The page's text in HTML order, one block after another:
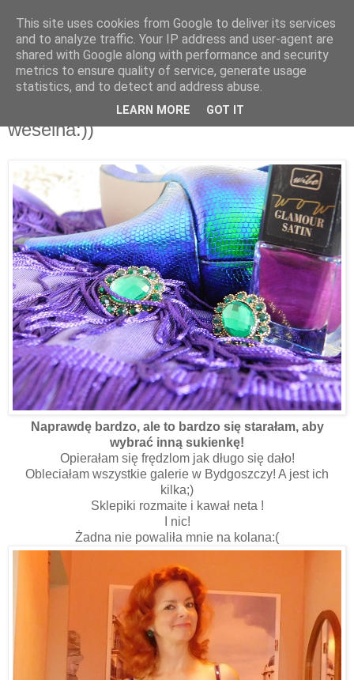
23 sierpnia 2016
Syrenkowo - frędzelkowa stylówka
weselna:))
Naprawdę bardzo, ale to bardzo się starałam, aby
wybrać inną sukienkę!
Opierałam się frędzlom jak długo się dało!
Obleciałam wszystkie galerie w Bydgoszczy! A jest ich
kilka;)
Sklepiki rozmaite i kawał neta !
I nic!
Żadna nie powaliła mnie na kolana:(
This site uses cookies from Google to deliver its services
and to analyze traffic. Your IP address and user-agent are
shared with Google along with performance and security
metrics to ensure quality of service, generate usage
statistics, and to detect and address abuse.
LEARN MORE GOT IT